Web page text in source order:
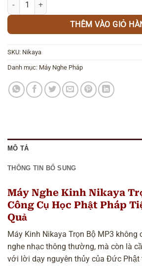
THÊM VÀO GIỎ
SKU: Nikaya
Danh mục: Máy Nghe Pháp
MÔ TẢ
THÔNG TIN BỔ SUNG
Máy Nghe Kinh Nikaya
Công Cụ Học Phật Pháp
Quả
Máy Kinh Nikaya Trọn Bộ MP3 không
nghe nhạc thông thường, mà còn là
với lời dạy nguyên thủy của Đức Phật